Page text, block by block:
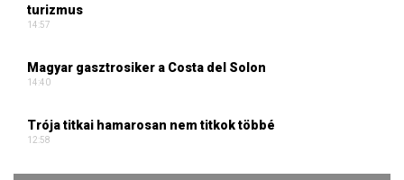
turizmus
14:57
Magyar gasztrosiker a Costa del Solon
14:40
Trója titkai hamarosan nem titkok többé
12:58